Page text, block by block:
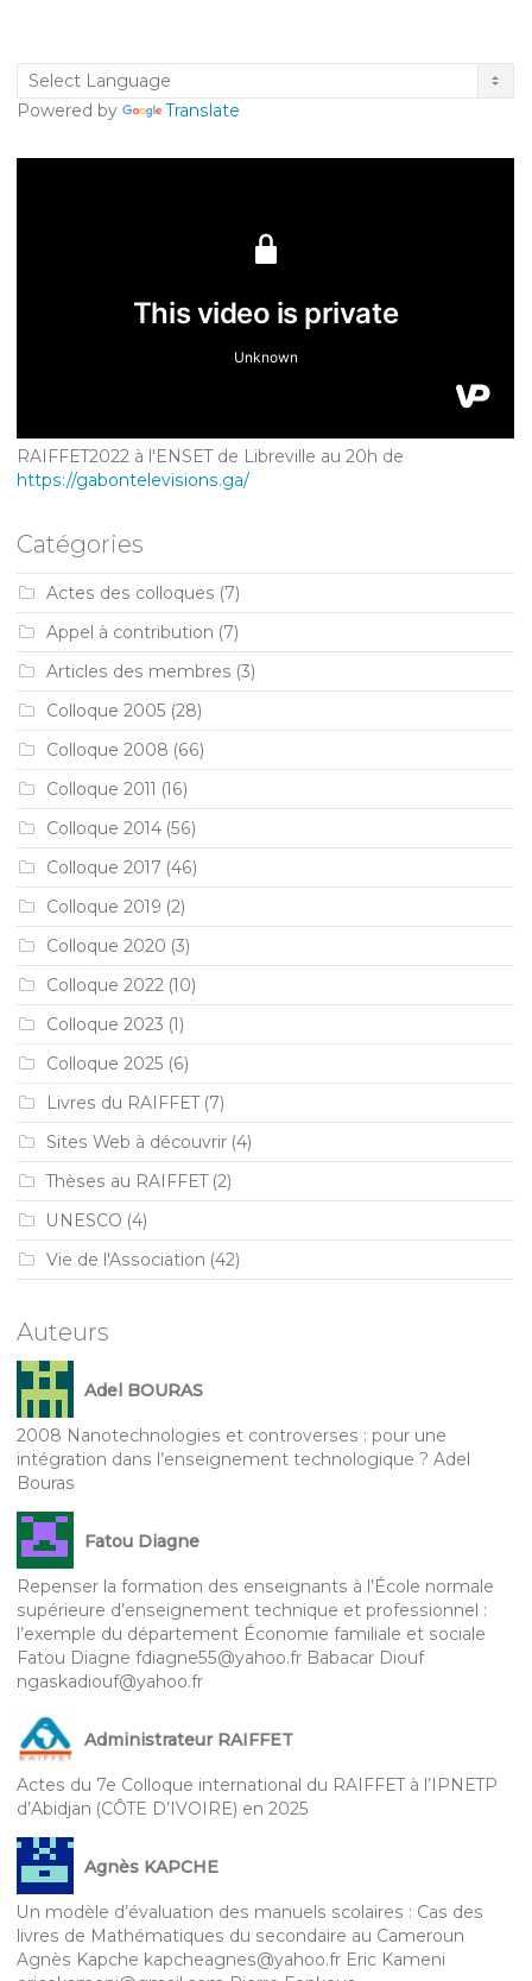
Powered by Translate
RAIFFET2022 à l'ENSET de Libreville au 20h de
https://gabontelevisions.ga/
Catégories
Actes des colloques (7)
Appel à contribution (7)
Articles des membres (3)
Colloque 2005 (28)
Colloque 2008 (66)
Colloque 2011 (16)
Colloque 2014 (56)
Colloque 2017 (46)
Colloque 2019 (2)
Colloque 2020 (3)
Colloque 2022 (10)
Colloque 2023 (1)
Colloque 2025 (6)
Livres du RAIFFET(7)
Sites Web à découvrir (4)
Thèses au RAIFFET(2)
UNESCO (4)
Vie de l'Association (42)
Auteurs
Adel BOURAS
2008 Nanotechnologies et controverses : pour une
intégration dans l’enseignement technologique ? Adel
Bouras
Fatou Diagne
Repenser la formation des enseignants à l’École normale
supérieure d’enseignement technique et professionnel :
l’exemple du département Économie familiale et sociale
Fatou Diagne fdiagne55@yahoo.fr Babacar Diouf
ngaskadiouf@yahoo.fr
Administrateur RAIFFET
Actes du 7e Colloque international du RAIFFET à l’IPNETP
d’Abidjan (CÔTE D’IVOIRE) en 2025
Agnès KAPCHE
Un modèle d’évaluation des manuels scolaires : Cas des
livres de Mathématiques du secondaire au Cameroun
Agnès Kapche kapcheagnes@yahoo.fr Eric Kameni